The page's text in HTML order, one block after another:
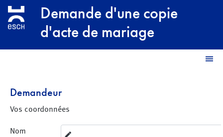
Aller au contenu principalDemande d'une copie
d'acte de mariage
Demandeur
Vos coordonnées
Nom